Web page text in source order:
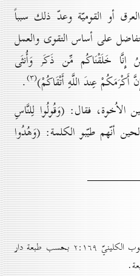
أو القوميّة وعدّ ذلك سبباً
على أساس التقوى والعمل
إِنَّا خَلَقْنَاكُم مِّن ذَكَر وَأُنثَى
أَكْرَمَكُمْ عِندَ اللَّهِ أَتْقَاكُمْ)(۳) .
الاُخوة، فقال: (وَقُولُوا لِلنَّاسِ
أنّهم طيّبو الكلمة:(وَهُدُوا
(۲) الكافي للشيخ محمّد بن يعقوب الكلينيّ ۲:۱٦۹ بحسب طبعة دار